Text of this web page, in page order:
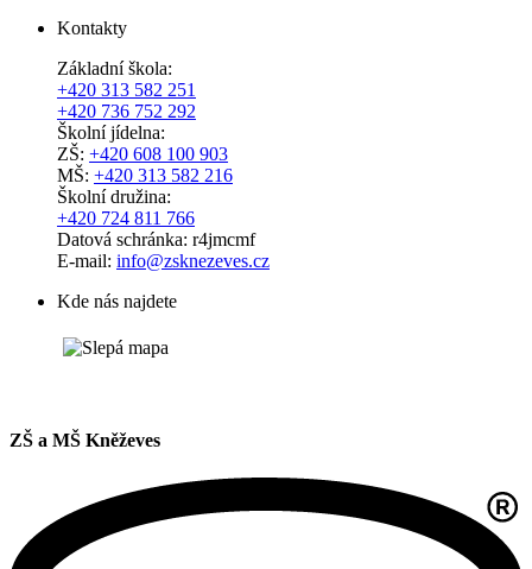
Kontakty
Základní škola:
+420 313 582 251
+420 736 752 292
Školní jídelna:
ZŠ: +420 608 100 903
MŠ: +420 313 582 216
Školní družina:
+420 724 811 766
Datová schránka: r4jmcmf
E-mail: info@zsknezeves.cz
Kde nás najdete
ZŠ a MŠ Kněževes